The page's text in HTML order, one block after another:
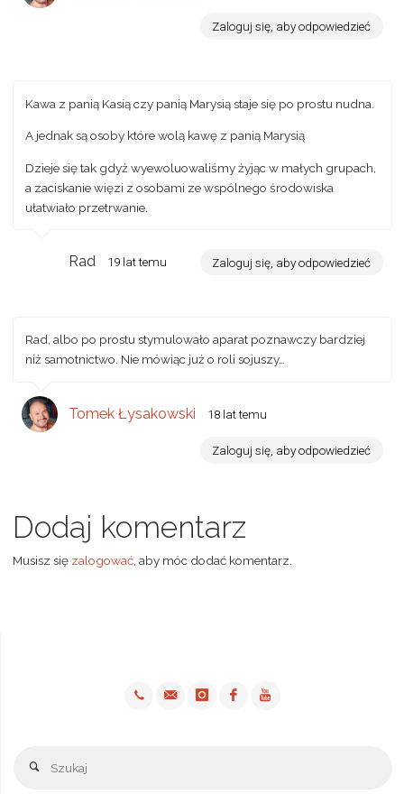
Zaloguj się, aby odpowiedzieć
Kawa z panią Kasią czy panią Marysią staje się po prostu nudna.
A jednak są osoby które wolą kawę z panią Marysią
Dzieje się tak gdyż wyewoluowaliśmy żyjąc w małych grupach,
a zaciskanie więzi z osobami ze wspólnego środowiska
ułatwiało przetrwanie.
Rad 19 lat temu Zaloguj się, aby odpowiedzieć
Rad, albo po prostu stymulowało aparat poznawczy bardziej
niż samotnictwo. Nie mówiąc już o roli sojuszy…
Tomek Łysakowski 18 lat temu
Zaloguj się, aby odpowiedzieć
Dodaj komentarz
Musisz się zalogować, aby móc dodać komentarz.
Szukaj